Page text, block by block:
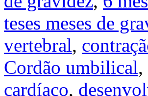
teses meses de
vertebral,
Cordão umbilical,
cardíaco,